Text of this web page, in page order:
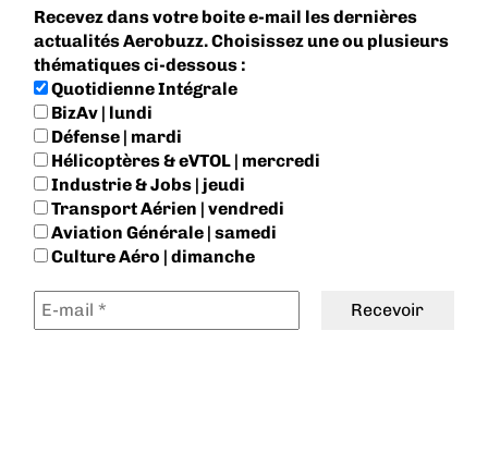
Recevez dans votre boite e-mail les dernières
actualités Aerobuzz. Choisissez une ou plusieurs
thématiques ci-dessous :
Quotidienne Intégrale
BizAv | lundi
Défense | mardi
Hélicoptères & eVTOL | mercredi
Industrie & Jobs | jeudi
Transport Aérien | vendredi
Aviation Générale | samedi
Culture Aéro | dimanche